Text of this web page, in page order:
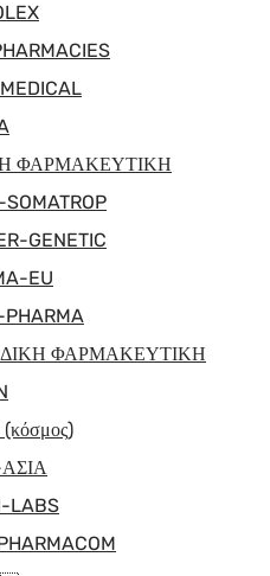
ΦΑΡΜΑΚΕΥΤΙΚΗ
GENETIC
EU
ΦΑΡΜΑΚΕΥΤΙΚΗ
LABS